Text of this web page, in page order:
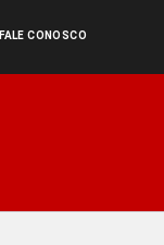
FALE CONOSCO